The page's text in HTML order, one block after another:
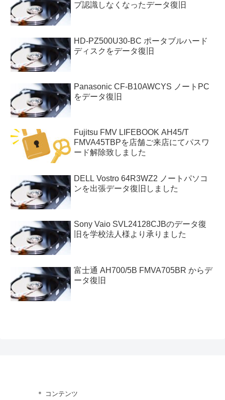
ブ認識しなくなったデータ復旧
HD-PZ500U30-BC ポータブルハード
ディスクをデータ復旧
Panasonic CF-B10AWCYS ノートPC
をデータ復旧
Fujitsu FMV LIFEBOOK AH45/T
FMVA45TBPを店舗ご来店にてパスワ
ード解除致しました
DELL Vostro 64R3WZ2 ノートパソコ
ンを出張データ復旧しました
Sony Vaio SVL24128CJBのデータ復
旧を学校法人様より承りました
富士通 AH700/5B FMVA705BR からデ
ータ復旧
＊ コンテンツ